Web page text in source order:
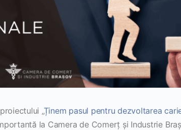
„Ținem pasul pentru dezvoltarea
la Camera de Comerț și Industrie